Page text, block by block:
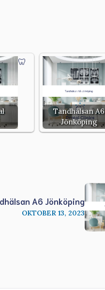
Tandhälsan A6
Jönköping
A6 Jönköping
OKTOBER 13, 2023